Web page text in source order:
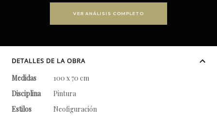
VER ANÁLISIS COMPLETO
DETALLES DE LA OBRA
Medidas
100 x 70 cm
Disciplina
Pintura
Estilos
Neofiguración